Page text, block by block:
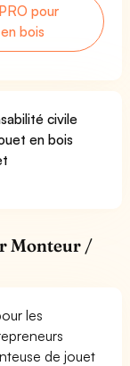
pour
bois
civile
en bois
Monteur /
les
de jouet